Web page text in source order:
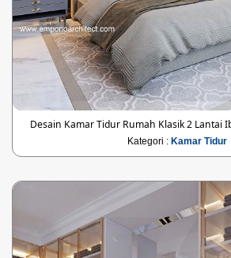
Desain Kamar Tidur Rumah Klasik 2 Lantai
Kategori : Kamar Tidur